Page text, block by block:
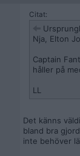
Citat:
Nja, Elton
Captain
håller på
LL
Det känns
bland bra
inte behöver